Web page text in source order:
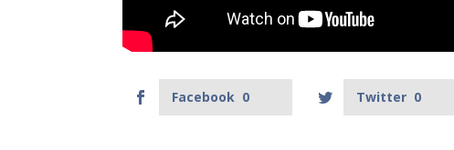
Facebook 0 Twitter 0